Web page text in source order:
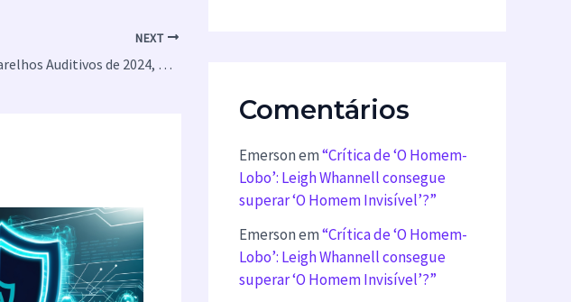
NEXT
“Os Melhores Aparelhos Auditivos de 2024, Avaliados por Especialistas”
Comentários
Emersonem“Crítica de ‘O Homem-
Lobo’: Leigh Whannell consegue
superar ‘O Homem Invisível’?”
Emersonem“Crítica de ‘O Homem-
Lobo’: Leigh Whannell consegue
superar ‘O Homem Invisível’?”